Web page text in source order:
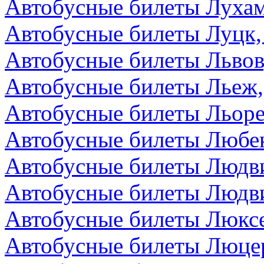
Автобусные билеты
Автобусные билеты
Автобусные билеты
Автобусные билеты
Автобусные билеты
Автобусные билеты
Автобусные билеты
Автобусные билеты
Автобусные билеты
Автобусные билеты